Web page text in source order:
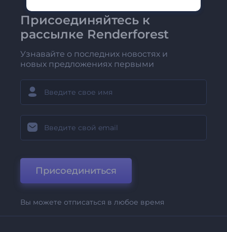
Присоединяйтесь к
рассылке Renderforest
Узнавайте о последних новостях и
новых предложениях первыми
Присоединиться
Вы можете отписаться в любое время